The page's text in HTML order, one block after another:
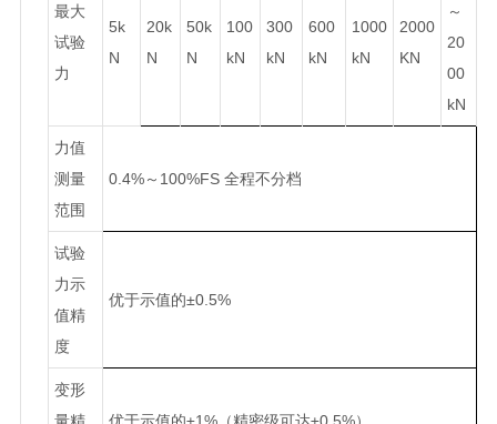
最大
试验
力
5k
N
20k
N
50k
N
100
kN
300
kN
600
kN
1000
kN
2000
KN
～
20
00
kN
力值
测量
范围
0.4%～100%FS 全程不分档
试验
力示
值精
度
优于示值的±0.5%
变形
量精
优于示值的±1%（精密级可达±0.5%）